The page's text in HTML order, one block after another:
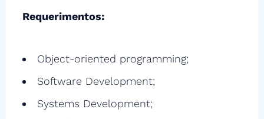
Requerimentos:
Object-oriented programming;
Software Development;
Systems Development;